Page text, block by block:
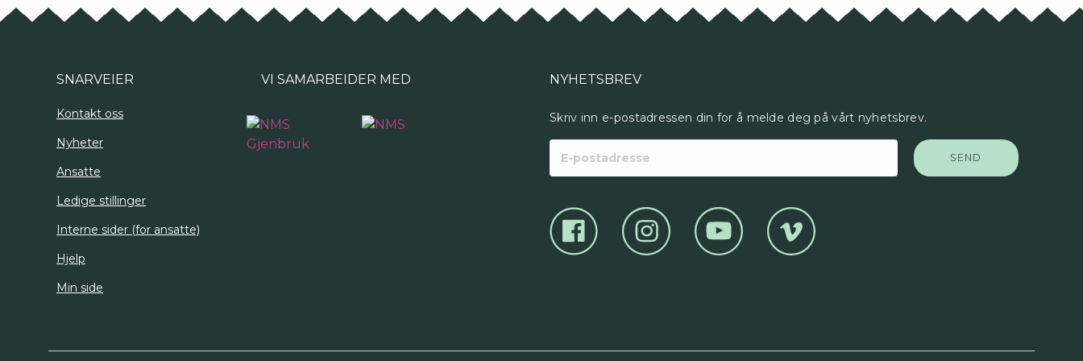
på
SNARVEIER
Kontakt oss
Nyheter
Ansatte
Ledige stillinger
Interne sider (for ansatte)
Hjelp
Min side
VI SAMARBEIDER MED NYHETSBREV
Skriv inn e-postadressen din for å melde deg på vårt nyhetsbrev.
postadresse